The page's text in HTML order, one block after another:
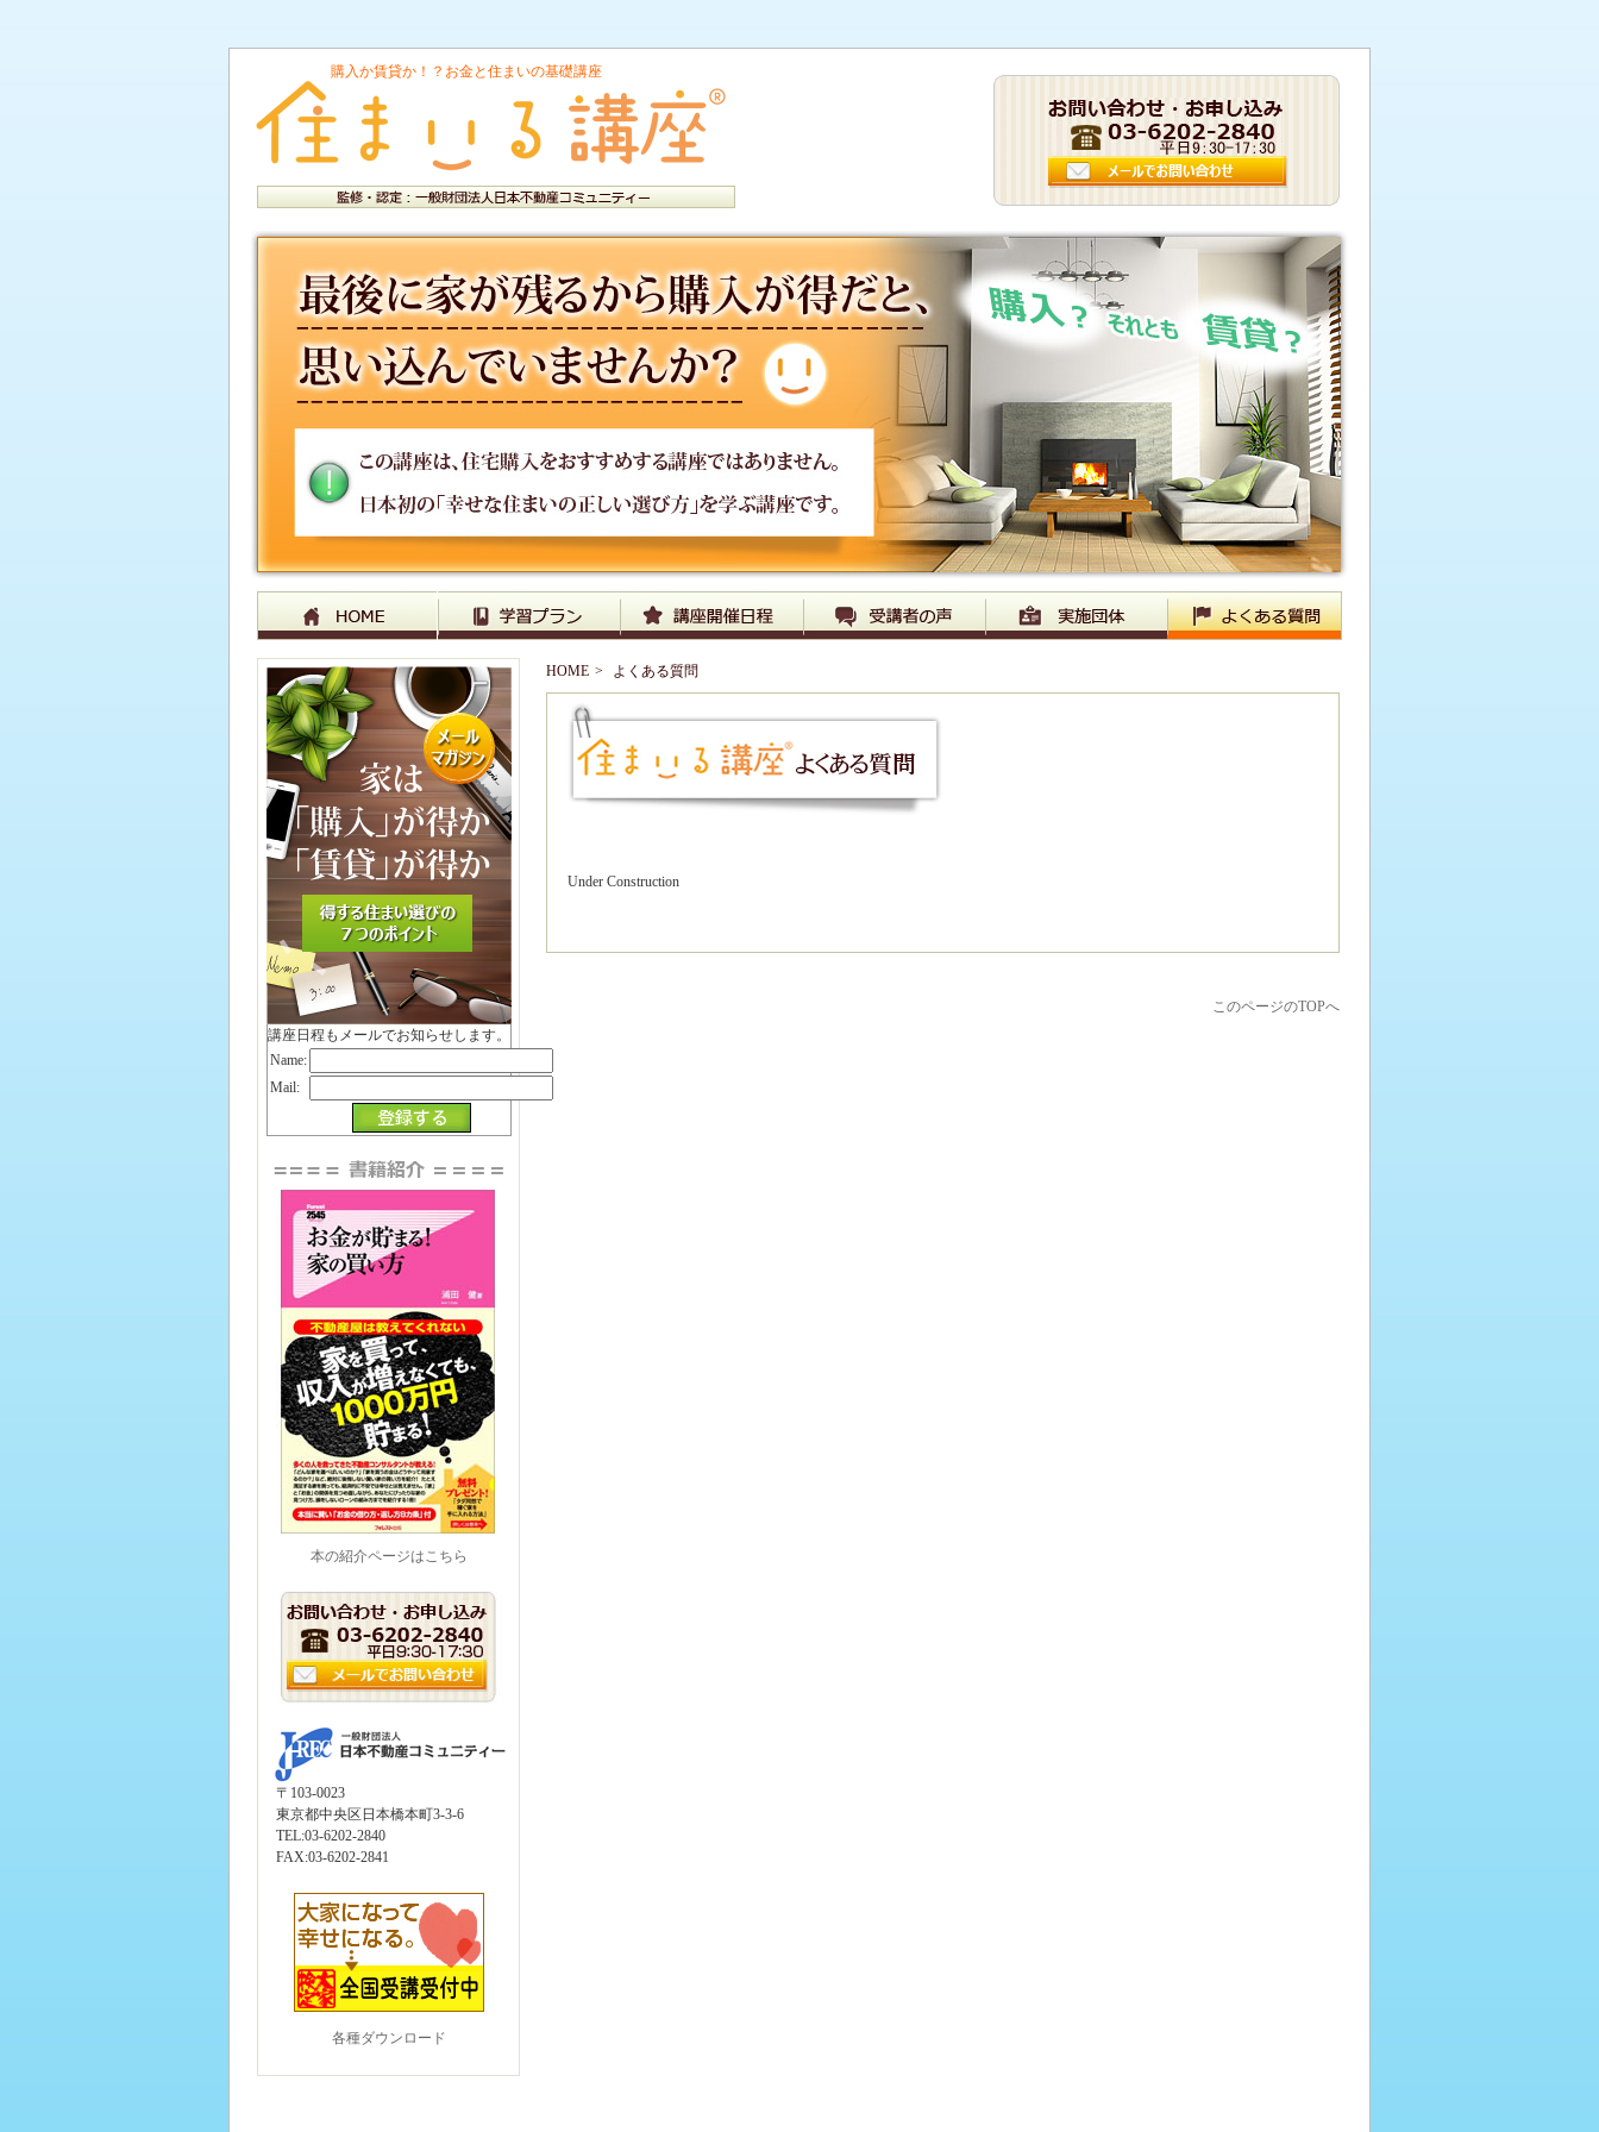
購入か賃貸か！？お金と住まいの基礎講座
HOME > よくある質問
Under Construction
このページのTOPへ
講座日程もメールでお知らせします。
Name:
Mail:
本の紹介ページはこちら
〒103-0023
東京都中央区日本橋本町3-3-6
TEL:03-6202-2840
FAX:03-6202-2841
各種ダウンロード